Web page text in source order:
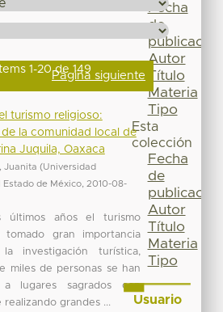
1-20 de 149
Página siguiente
turismo religioso:
la comunidad local de
Juquila, Oaxaca
Juanita (Universidad
de México,
2010-08-
últimos años el turismo
tomado gran importancia
investigación turística,
miles de personas se han
a lugares sagrados con
grandes ...
Fecha
de
publicación
Autor
Título
Materia
Tipo
Esta
colección
Fecha
de
publicación
Autor
Título
Materia
Tipo
Usuario